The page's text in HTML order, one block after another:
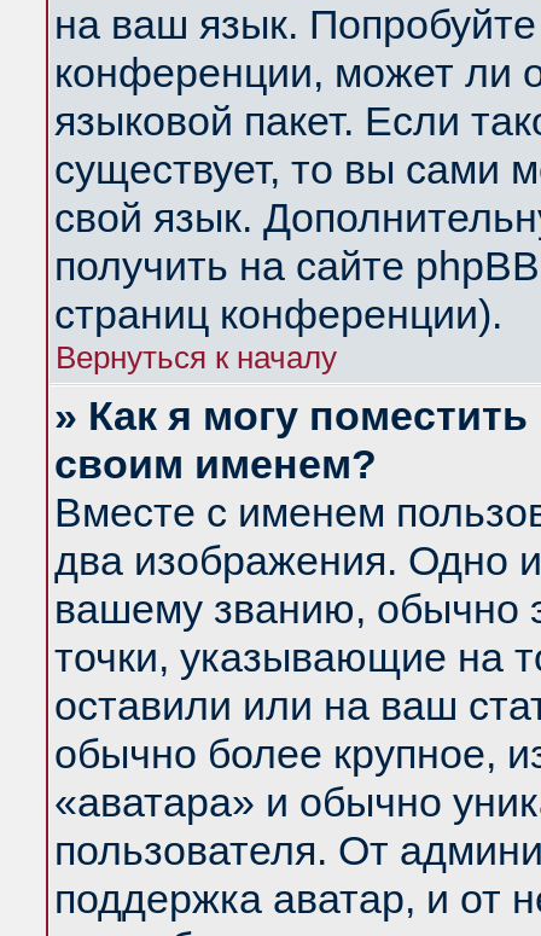
на ваш язык.
конференции, может ли
языковой пакет. Если
существует, то вы сами
свой язык.
получить на сайте
страниц конференции).
Вернуться к началу
» Как я могу
своим именем?
Вместе с именем
два изображения. Одно
вашему званию, обычно
точки, указывающие на
оставили или на ваш
обычно более крупное,
«аватара» и обычно
пользователя. От
поддержка аватар, и от